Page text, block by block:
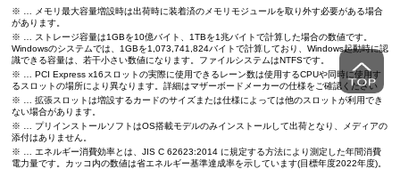
※ … メモリ最大容量増設時は出荷時に装着済のメモリモジュールを取り外す必要がある場合
があります。
※ … ストレージ容量は1GBを10億バイト、1TBを1兆バイトで計算した場合の数値です。
Windowsのシステムでは、1GBを1,073,741,824バイトで計算しており、Windows起動時に認
識できる容量は、若干小さい数値になります。ファイルシステムはNTFSです。
※ … PCI Express x16スロットの実際に使用できるレーン数は使用するCPUや同時に使用す
るスロットの場所により異なります。詳細はマザーボードメーカーの仕様をご確認ください
※ … 拡張スロットは増設するカードのサイズまたは仕様によっては他のスロットが利用でき
ない場合があります。
※ … プリインストールソフトはOS搭載モデルのみインストールして出荷となり、メディアの
添付はありません。
※ … エネルギー消費効率とは、JIS C 62623:2014 に規定する方法により測定した年間消費
電力量です。カッコ内の数値は省エネルギー基準達成率を示しています(目標年度2022年度)。